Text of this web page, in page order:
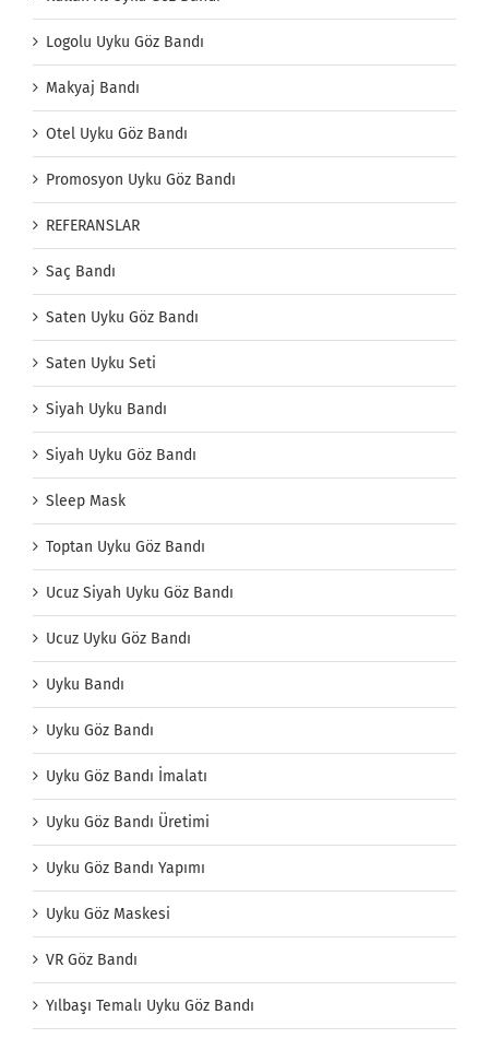
Logolu Uyku Göz Bandı
Makyaj Bandı
Otel Uyku Göz Bandı
Promosyon Uyku Göz Bandı
REFERANSLAR
Saç Bandı
Saten Uyku Göz Bandı
Saten Uyku Seti
Siyah Uyku Bandı
Siyah Uyku Göz Bandı
Sleep Mask
Toptan Uyku Göz Bandı
Ucuz Siyah Uyku Göz Bandı
Ucuz Uyku Göz Bandı
Uyku Bandı
Uyku Göz Bandı
Uyku Göz Bandı İmalatı
Uyku Göz Bandı Üretimi
Uyku Göz Bandı Yapımı
Uyku Göz Maskesi
VR Göz Bandı
Yılbaşı Temalı Uyku Göz Bandı